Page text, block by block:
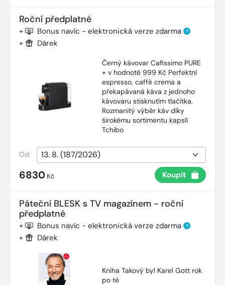
Roční předplatné
+ Bonus navíc - elektronická verze zdarma ?
+ Dárek
Černý kávovar Cafissimo PURE
+ v hodnotě 999 Kč Perfektní
espresso, caffè crema a
překapávaná káva z jednoho
kávovaru stisknutím tlačítka.
Rozmanitý výběr káv díky
širokému sortimentu kapslí
Tchibo
Od:
6830 Kč Koupit
Páteční BLESK s TV magazínem - roční
předplatné
+ Bonus navíc - elektronická verze zdarma ?
+ Dárek
Kniha Takový byl Karel Gott rok
po té